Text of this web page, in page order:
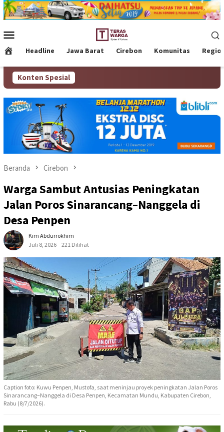
Loncat
ke
Mobile
Headline Jawa Barat Cirebon Komunitas
Konten Spesial
Beranda Cirebon
Warga Sambut Antusias Peningkatan
Jalan Poros Sinarancang–Nanggela di
Desa Penpen
Kim Abdurrokhim
Juli 8, 2026
221 Dilihat
Caption foto: Kuwu Penpen, Mustofa, saat meninjau proyek peningkatan Jalan Poros
Sinarancang–Nanggela di Desa Penpen, Kecamatan Mundu, Kabupaten Cirebon,
Rabu (8/7/2026).